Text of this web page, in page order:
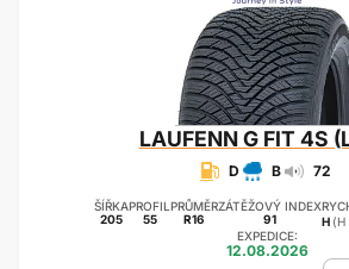
LAUFENNG FIT 4S
D B 72
ŠÍŘKA
205
PROFIL
55
PRŮMĚR
R16
ZÁTĚŽOVÝ INDEX
91
H (H
EXPEDICE:
12.08.2026